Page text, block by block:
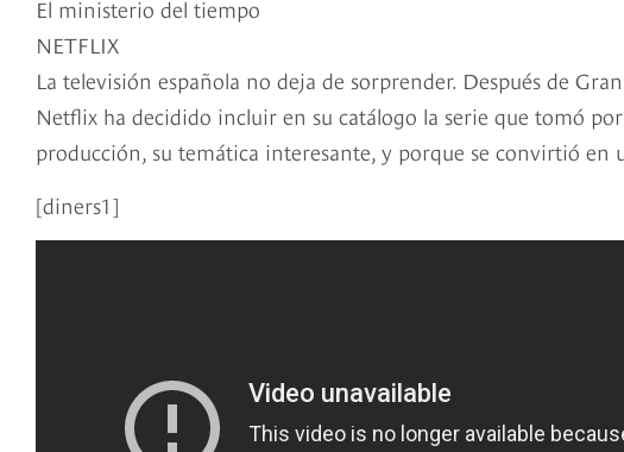
El ministerio del tiempo
NETFLIX
La televisión española no deja de sorprender. Después de
Netflix ha decidido incluir en su catálogo la serie que tomó
producción, su temática interesante, y porque se convirtió en
[diners1]